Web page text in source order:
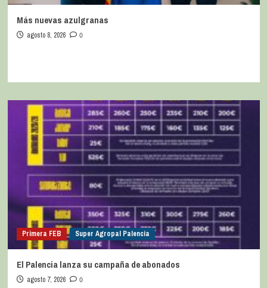
Más nuevas azulgranas
agosto 8, 2026 0
Primera FEB Super Agropal Palencia
El Palencia lanza su campaña de abonados
agosto 7, 2026 0